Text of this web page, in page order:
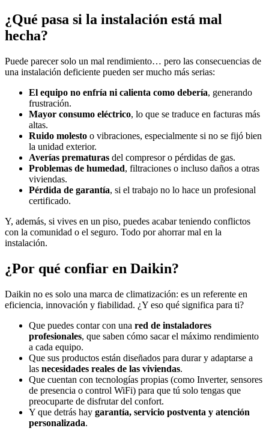
¿Qué pasa si la instalación está mal
hecha?
Puede parecer solo un mal rendimiento… pero las consecuencias de
una instalación deficiente pueden ser mucho más serias:
El equipo no enfría ni calienta como debería, generando
frustración.
Mayor consumo eléctrico, lo que se traduce en facturas más
altas.
Ruido molesto o vibraciones, especialmente si no se fijó bien
la unidad exterior.
Averías prematuras del compresor o pérdidas de gas.
Problemas de humedad, filtraciones o incluso daños a otras
viviendas.
Pérdida de garantía, si el trabajo no lo hace un profesional
certificado.
Y, además, si vives en un piso, puedes acabar teniendo conflictos
con la comunidad o el seguro. Todo por ahorrar mal en la
instalación.
¿Por qué confiar en Daikin?
Daikin no es solo una marca de climatización: es un referente en
eficiencia, innovación y fiabilidad. ¿Y eso qué significa para ti?
Que puedes contar con una red de instaladores
profesionales, que saben cómo sacar el máximo rendimiento
a cada equipo.
Que sus productos están diseñados para durar y adaptarse a
las necesidades reales de las viviendas.
Que cuentan con tecnologías propias (como Inverter, sensores
de presencia o control WiFi) para que tú solo tengas que
preocuparte de disfrutar del confort.
Y que detrás hay garantía, servicio postventa y atención
personalizada.